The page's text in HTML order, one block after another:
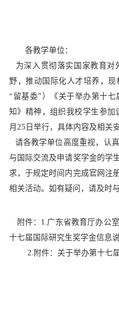
各教学单位：
为深入贯彻落实国家教育对
野，推动国际化人才培养，
“留基委”）《关于举办第十
知》精神，组织我校学生参加
月25日举行，具体内容及相关
请各教学单位高度重视，认
与国际交流及申请奖学金的学
求，于规定时间内完成官网注
相关活动。如有疑问，请及时
附件：1.广东省教育厅办公
十七届国际研究生奖学金信息
2.附件：关于举办第十七届